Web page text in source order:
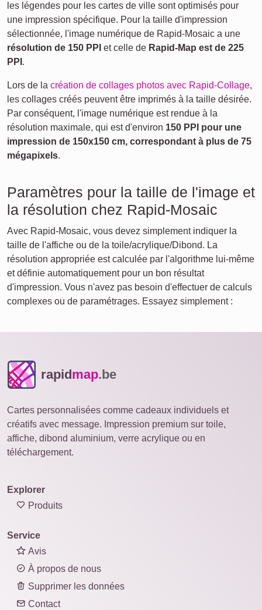
les légendes pour les cartes de ville sont optimisés pour
une impression spécifique. Pour la taille d'impression
sélectionnée, l'image numérique de Rapid-Mosaic a une
résolution de 150 PPI et celle de Rapid-Map est de 225
PPI .
Lors de la création de collages photos avec Rapid-Collage,
les collages créés peuvent être imprimés à la taille désirée.
Par conséquent, l'image numérique est rendue à la
résolution maximale, qui est d'environ 150 PPI pour une
impression de 150x150 cm, correspondant à plus de 75
mégapixels.
Paramètres pour la taille de l'image et
la résolution chez Rapid-Mosaic
Avec Rapid-Mosaic, vous devez simplement indiquer la
taille de l'affiche ou de la toile/acrylique/Dibond. La
résolution appropriée est calculée par l'algorithme lui-même
et définie automatiquement pour un bon résultat
d'impression. Vous n'avez pas besoin d'effectuer de calculs
complexes ou de paramétrages. Essayez simplement :
rapid map.be
Cartes personnalisées comme cadeaux individuels et
créatifs avec message. Impression premium sur toile,
affiche, dibond aluminium, verre acrylique ou en
téléchargement.
Explorer
Produits
Service
Avis
À propos de nous
Supprimer les données
Contact